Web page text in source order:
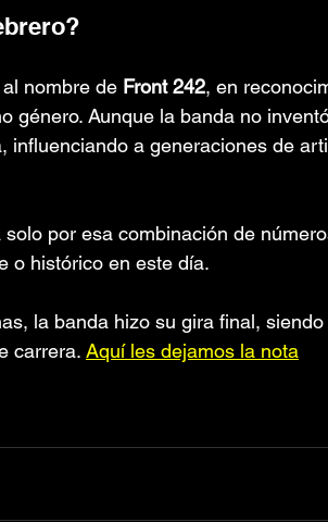
nombre de Front 242, en
género. Aunque la banda no
influenciando a generaciones de
por esa combinación de
o histórico en este día.
la banda hizo su gira final,
carrera. Aquí les dejamos la nota